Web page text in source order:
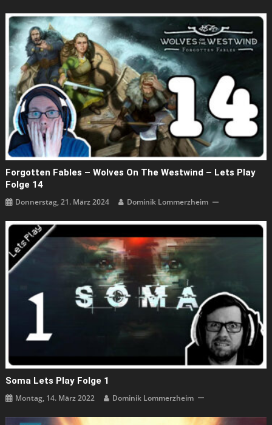
Forgotten Fables – Wolves On The Westwind – Lets Play
Folge 14
Donnerstag, 21. März 2024 Dominik Lommerzheim
Soma Lets Play Folge 1
Montag, 14. März 2022 Dominik Lommerzheim